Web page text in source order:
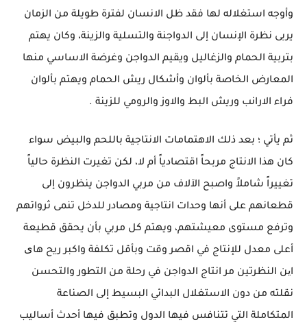
وأوجه استغلاله لها فقد ظل الانسان لفترة طويلة من الزمان
يربى نظرة الإنسان إلى الدواجنة والتسلية والزينة، وكان يهتم
بتربية الحمام والزغاليل ويقيم الدواجن وغرضة الاساسي منها
المعارض الخاصة بألوان وأشكال ريش الحمام ويهتم بألوان
فراء الارانب وريش البط والاوز والرومي للزينة .
ثم يأتي ؛ بعد ذلك الاهتمامات الانتاجية باللحم والبيض سواء
كان هذا الانتاج مربحاً اقتصادياً أم لا، لكن تغيرت النظرة حالياً
تغييراً شاملاً واصبح الآلاف من مربي الدواجن ينظرون إلى
قطعانهم على أنها وحدات انتاجية ومصادر للدخل تنمى ثرواتهم
وترفع مستوى معيشتهم، ويهتم كل مربي بأن يحقق قطيعة
أعلى معدل للإنتاج في اقصر وقت وبأقل تكلفة واكبر ريح های
این النظرتين مر انتاج الدواجن في رحلة من التطور والتحسن
نقلته من دون الاستغلال البدائي البسيط إلى الصناعة
المتكاملة التي تتنافس فيها الدول وتطبق فيها أحدث أساليب